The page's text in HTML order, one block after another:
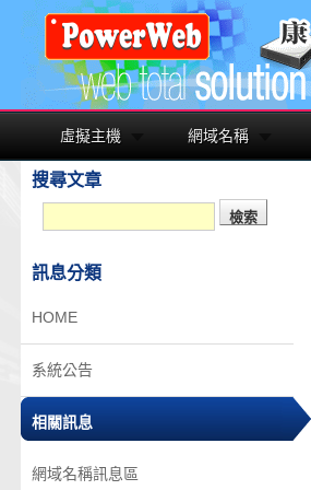
虛擬主機 網域名稱
搜尋文章
訊息分類
HOME
系統公告
相關訊息
網域名稱訊息區